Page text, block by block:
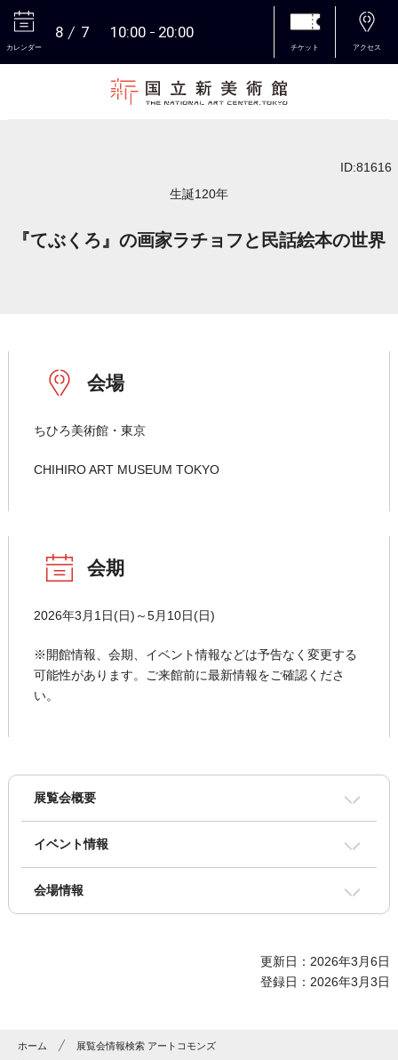
カレンダー
8 7 10:00 20:00
チケット アクセス
ID:81616
生誕120年
『てぶくろ』の画家ラチョフと民話絵本の世界
会場
ちひろ美術館・東京
CHIHIRO ART MUSEUM TOKYO
会期
2026年3月1日(日)～5月10日(日)
※開館情報、会期、イベント情報などは予告なく変更する
可能性があります。ご来館前に最新情報をご確認くださ
い。
展覧会概要
イベント情報
会場情報
更新日：2026年3月6日
登録日：2026年3月3日
ホーム
展覧会情報検索 アートコモンズ